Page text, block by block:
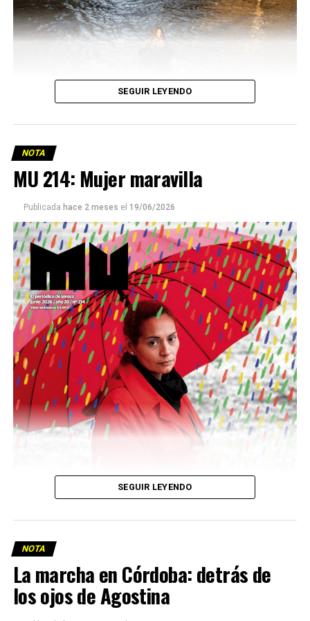
Este número 215 de MU ☝️viene con doble tapa, que
podría ser una frase:
Sin chamuyo, a remarla.
Descargar la Mu en PDF
Viaje a la vida en el Delta: Y la nave
SEGUIR LEYENDO
NOTA
MU 214: Mujer maravilla
Publicada hace 2 meses el 19/06/2026
SEGUIR LEYENDO
NOTA
La marcha en Córdoba: detrás de
los ojos de Agostina